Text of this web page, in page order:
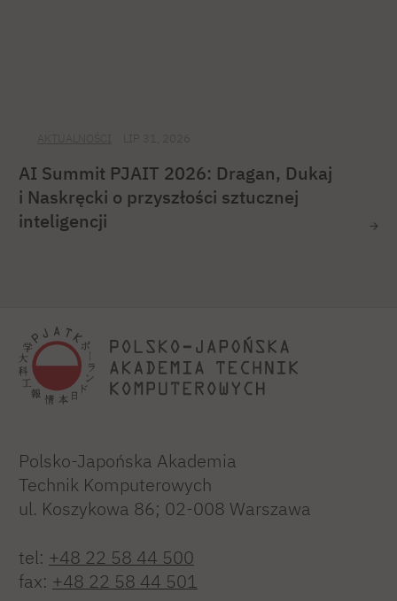
AI Summit PJAIT 2026: Dragan, Dukaj
i Naskręcki o przyszłości sztucznej
inteligencji
Polsko-Japońska Akademia
Technik Komputerowych
ul. Koszykowa 86; 02-008 Warszawa
tel: +48 22 58 44 500
fax: +48 22 58 44 501